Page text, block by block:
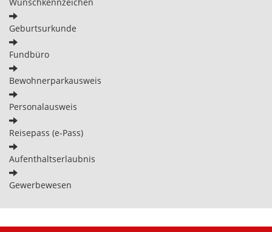
Geburtsurkunde
Fundbüro
Bewohnerparkausweis
Personalausweis
Reisepass (e-Pass)
Aufenthaltserlaubnis
Gewerbewesen